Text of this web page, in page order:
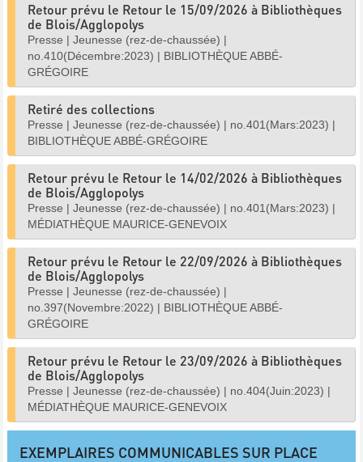
Retour prévu le Retour le 15/09/2026 à Bibliothèques
de Blois/Agglopolys
Presse | Jeunesse (rez-de-chaussée) |
no.410(Décembre:2023) | BIBLIOTHÈQUE ABBÉ-
GRÉGOIRE
Retiré des collections
Presse | Jeunesse (rez-de-chaussée) | no.401(Mars:2023) |
BIBLIOTHÈQUE ABBÉ-GRÉGOIRE
Retour prévu le Retour le 14/02/2026 à Bibliothèques
de Blois/Agglopolys
Presse | Jeunesse (rez-de-chaussée) | no.401(Mars:2023) |
MÉDIATHÈQUE MAURICE-GENEVOIX
Retour prévu le Retour le 22/09/2026 à Bibliothèques
de Blois/Agglopolys
Presse | Jeunesse (rez-de-chaussée) |
no.397(Novembre:2022) | BIBLIOTHÈQUE ABBÉ-
GRÉGOIRE
Retour prévu le Retour le 23/09/2026 à Bibliothèques
de Blois/Agglopolys
Presse | Jeunesse (rez-de-chaussée) | no.404(Juin:2023) |
MÉDIATHÈQUE MAURICE-GENEVOIX
EXEMPLAIRES COMMUNICABLES SUR PLACE